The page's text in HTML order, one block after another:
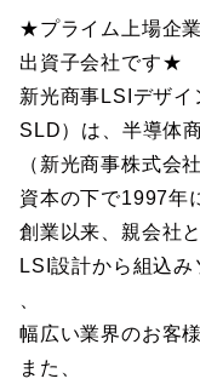
★プライム上場企
出資子会社です★
新光商事LSIデザイ
SLD）は、半導体
（新光商事株式会
資本の下で1997年
創業以来、親会社
LSI設計から組込
幅広い業界のお客
また、